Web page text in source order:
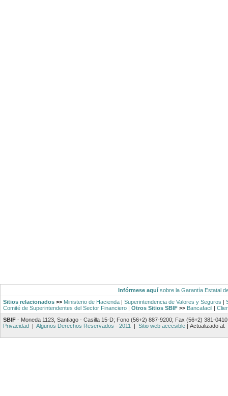
Infórmese aquísobre la Garantía Estatal
Sitios relacionados >> Ministerio de Hacienda | Superintendencia de Valores y Seguros |
Comité de Superintendentes del Sector Financiero | Otros Sitios SBIF >> Bancafacil |
SBIF - Moneda 1123, Santiago - Casilla 15-D; Fono (56+2) 887-9200; Fax (56+2) 381-0410
Privacidad | Algunos Derechos Reservados - 2011 | Sitio web accesible | Actualizado al: